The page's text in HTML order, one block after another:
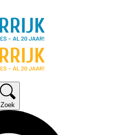
Zoek